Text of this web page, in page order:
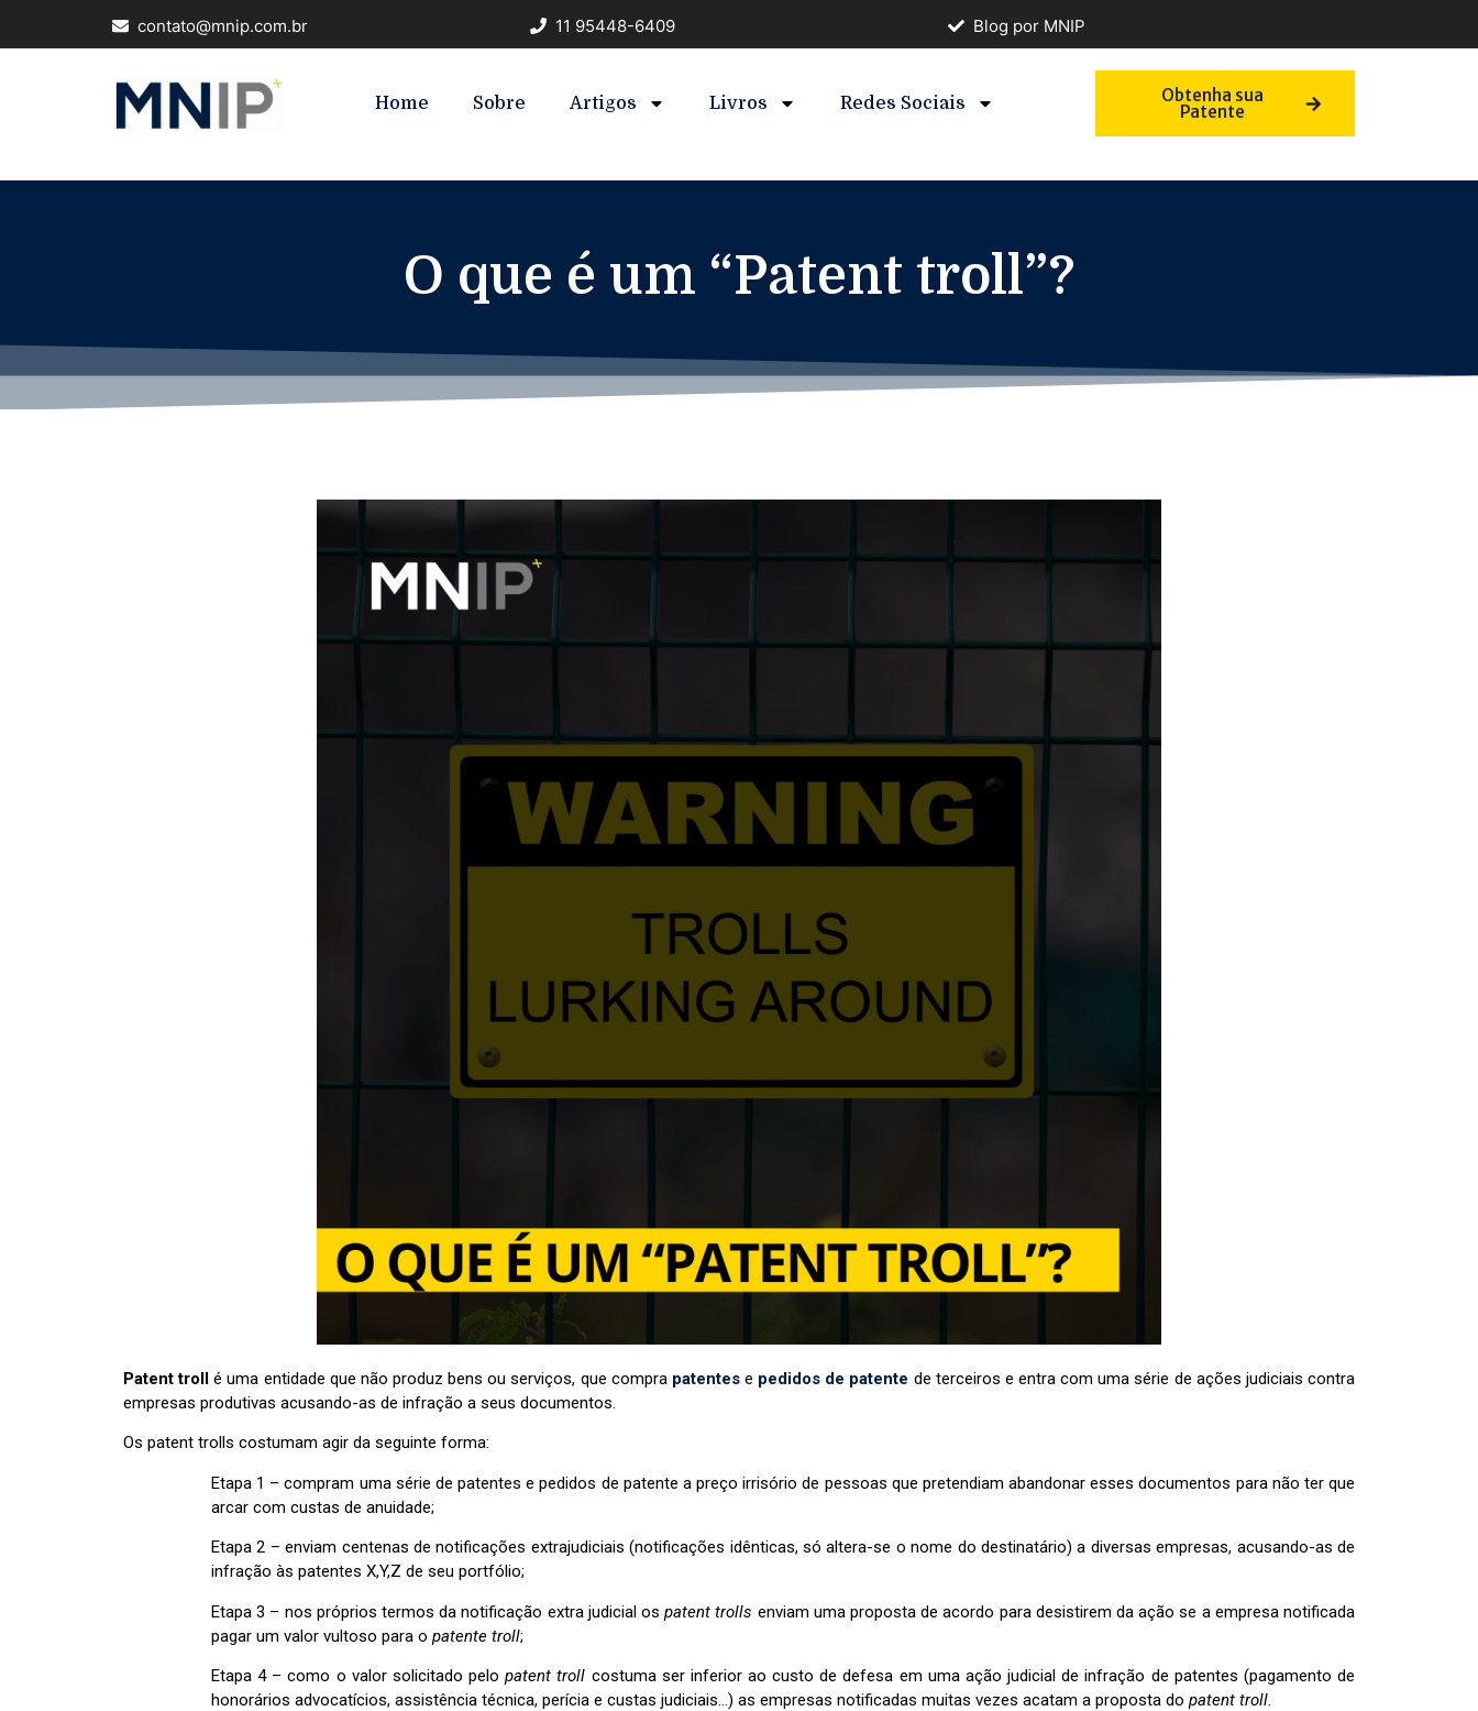
contato@mnip.com.br 11 95448-6409 Blog por MNIP
Home Sobre Artigos Livros Redes Sociais Obtenha sua
Patente
O que é um “Patent troll”?
Patent trollé uma entidade que não produz bens ou serviços, que compra patentese pedidos de patente de terceiros e entra com uma série de ações judiciais contra
empresas produtivas acusando-as de infração a seus documentos.
Os patent trolls costumam agir da seguinte forma:
Etapa 1 – compram uma série de patentes e pedidos de patente a preço irrisório de pessoas que pretendiam abandonar esses documentos para não ter que
arcar com custas de anuidade;
Etapa 2 – enviam centenas de notificações extrajudiciais (notificações idênticas, só altera-se o nome do destinatário) a diversas empresas, acusando-as de
infração às patentes X,Y,Z de seu portfólio;
Etapa 3 – nos próprios termos da notificação extra judicial os patent trolls enviam uma proposta de acordo para desistirem da ação se a empresa notificada
pagar um valor vultoso para o patente troll;
Etapa 4 – como o valor solicitado pelopatent troll costuma ser inferior ao custo de defesa em uma ação judicial de infração de patentes (pagamento de
honorários advocatícios, assistência técnica, perícia e custas judiciais…) as empresas notificadas muitas vezes acatam a proposta do patent troll.